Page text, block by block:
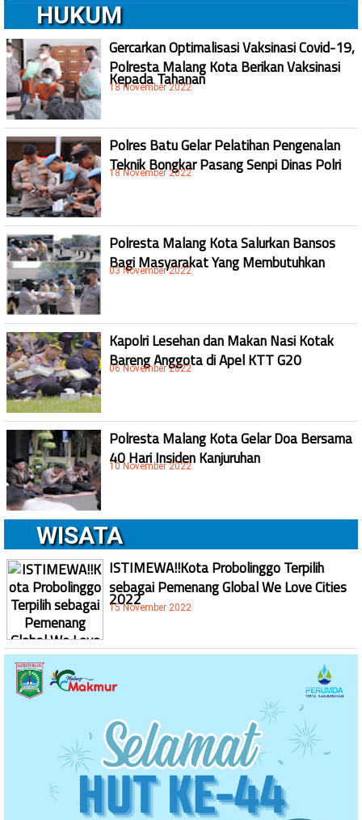
HUKUM
Gercarkan Optimalisasi Vaksinasi Covid-19,
Polresta Malang Kota Berikan Vaksinasi
Kepada Tahanan
18 November 2022
Polres Batu Gelar Pelatihan Pengenalan
Teknik Bongkar Pasang Senpi Dinas Polri
18 November 2022
Polresta Malang Kota Salurkan Bansos
Bagi Masyarakat Yang Membutuhkan
03 November 2022
Kapolri Lesehan dan Makan Nasi Kotak
Bareng Anggota di Apel KTT G20
06 November 2022
Polresta Malang Kota Gelar Doa Bersama
40 Hari Insiden Kanjuruhan
10 November 2022
WISATA
ISTIMEWA!!Kota Probolinggo Terpilih
sebagai Pemenang Global We Love Cities
2022
15 November 2022